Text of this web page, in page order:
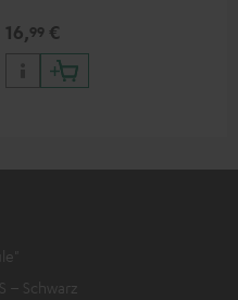
16,99 €
– Schwarz